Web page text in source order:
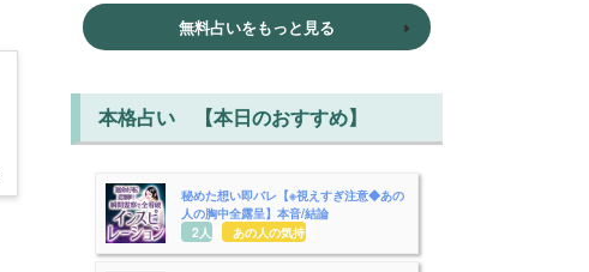
無料占いをもっと見る
本格占い 【本日のおすすめ】
秘めた想い即バレ【※視えすぎ注意◆あの
人の胸中全露呈】本音/結論
2人用 あの人の気持ち